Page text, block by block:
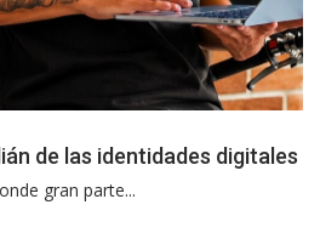
de las identidades digitales
gran parte...